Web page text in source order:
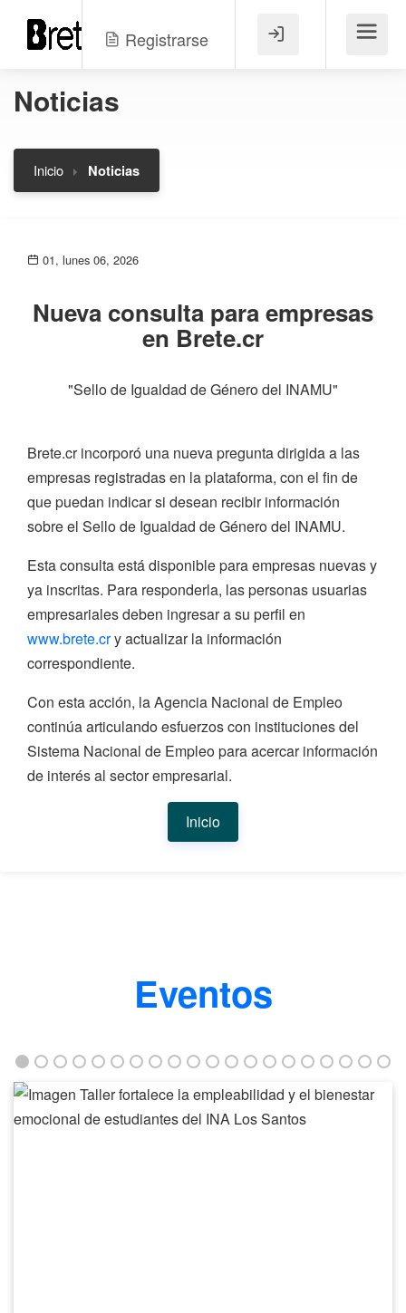
Registrarse Menú
Noticias
Inicio Noticias
01, lunes 06, 2026
Nueva consulta para empresas
en Brete.cr
"Sello de Igualdad de Género del INAMU"
Brete.cr incorporó una nueva pregunta dirigida a las
empresas registradas en la plataforma, con el fin de
que puedan indicar si desean recibir información
sobre el Sello de Igualdad de Género del INAMU.
Esta consulta está disponible para empresas nuevas y
ya inscritas. Para responderla, las personas usuarias
empresariales deben ingresar a su perfil en
www.brete.cry actualizar la información
correspondiente.
Con esta acción, la Agencia Nacional de Empleo
continúa articulando esfuerzos con instituciones del
Sistema Nacional de Empleo para acercar información
de interés al sector empresarial.
Inicio
Eventos
Taller
fortalece